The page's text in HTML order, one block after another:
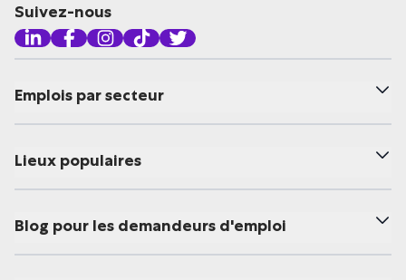
Suivez-nous
Emplois par secteur
Lieux populaires
Blog pour les demandeurs d'emploi